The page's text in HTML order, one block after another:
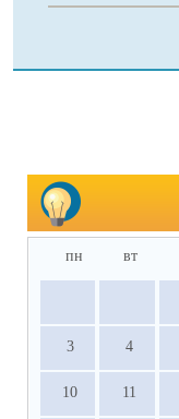
пн вт
3 4
10 11